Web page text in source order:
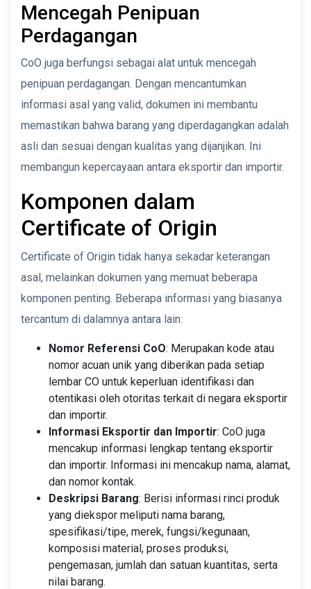
Mencegah Penipuan
Perdagangan
CoO juga berfungsi sebagai alat untuk mencegah
penipuan perdagangan. Dengan mencantumkan
informasi asal yang valid, dokumen ini membantu
memastikan bahwa barang yang diperdagangkan adalah
asli dan sesuai dengan kualitas yang dijanjikan. Ini
membangun kepercayaan antara eksportir dan importir.
Komponen dalam
Certificate of Origin
Certificate of Origin tidak hanya sekadar keterangan
asal, melainkan dokumen yang memuat beberapa
komponen penting. Beberapa informasi yang biasanya
tercantum di dalamnya antara lain:
Nomor Referensi CoO: Merupakan kode atau
nomor acuan unik yang diberikan pada setiap
lembar CO untuk keperluan identifikasi dan
otentikasi oleh otoritas terkait di negara eksportir
dan importir.
Informasi Eksportir dan Importir: CoO juga
mencakup informasi lengkap tentang eksportir
dan importir. Informasi ini mencakup nama, alamat,
dan nomor kontak.
Deskripsi Barang: Berisi informasi rinci produk
yang diekspor meliputi nama barang,
spesifikasi/tipe, merek, fungsi/kegunaan,
komposisi material, proses produksi,
pengemasan, jumlah dan satuan kuantitas, serta
nilai barang.